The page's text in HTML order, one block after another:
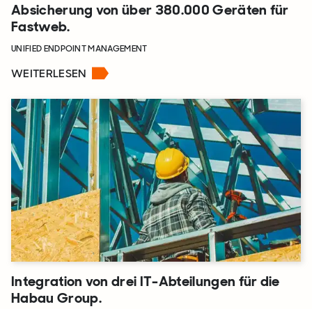
Absicherung von über 380.000 Geräten für
Fastweb.
UNIFIED ENDPOINT MANAGEMENT
WEITERLESEN
Integration von drei IT-Abteilungen für die
Habau Group.